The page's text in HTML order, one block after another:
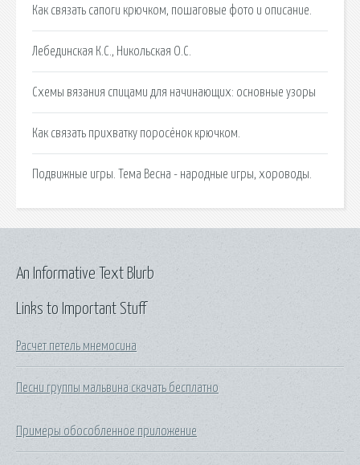
Как связать сапоги крючком, пошаговые фото и описание.
Лебединская К.С., Никольская О.С.
Cхемы вязания спицами для начинающих: основные узоры
Как связать прихватку поросёнок крючком.
Подвижные игры. Тема Весна - народные игры, хороводы.
Links to Important Stuff
Расчет петель мнемосина
Песни группы мальвина скачать бесплатно
Примеры обособленное приложение
An Informative Text Blurb